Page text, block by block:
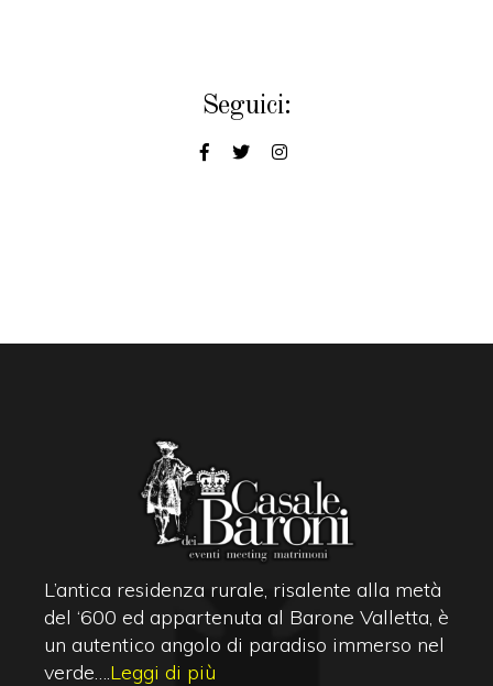
Seguici:
L’antica residenza rurale, risalente alla metà
del ‘600 ed appartenuta al Barone Valletta, è
un autentico angolo di paradiso immerso nel
verde….Leggi di più